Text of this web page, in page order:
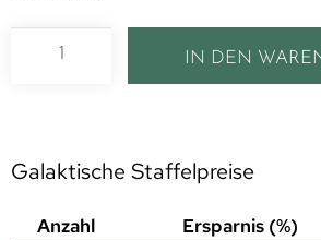
IN DEN
Galaktische Staffelpreise
Anzahl Ersparnis (%)